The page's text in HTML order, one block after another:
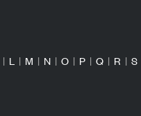
| L | M | N | O | P | Q | R | S